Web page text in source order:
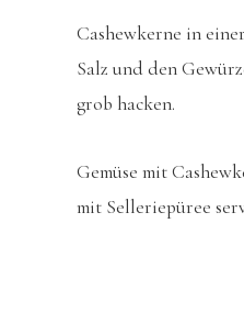
Cashewkerne in
Salz und den
grob hacken.
Gemüse mit
mit Selleriepüree